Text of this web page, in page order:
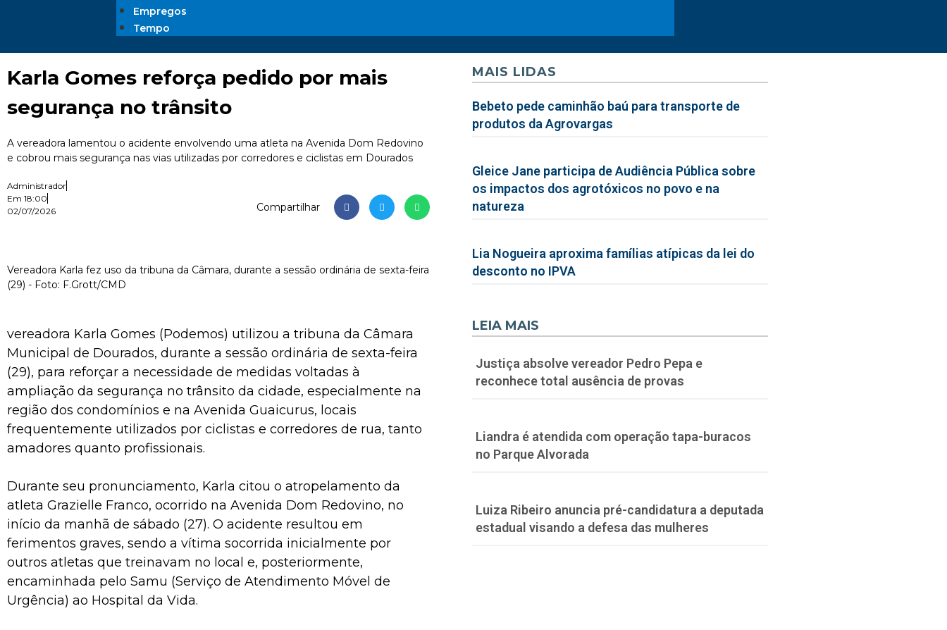
Empregos
Tempo
Karla Gomes reforça pedido por mais
segurança no trânsito
A vereadora lamentou o acidente envolvendo uma atleta na Avenida Dom Redovino
e cobrou mais segurança nas vias utilizadas por corredores e ciclistas em Dourados
Administrador
Em 18:00
02/07/2026
Compartilhar
Vereadora Karla fez uso da tribuna da Câmara, durante a sessão ordinária de sexta-feira
(29) - Foto: F.Grott/CMD
vereadora Karla Gomes (Podemos) utilizou a tribuna da Câmara
Municipal de Dourados, durante a sessão ordinária de sexta-feira
(29), para reforçar a necessidade de medidas voltadas à
ampliação da segurança no trânsito da cidade, especialmente na
região dos condomínios e na Avenida Guaicurus, locais
frequentemente utilizados por ciclistas e corredores de rua, tanto
amadores quanto profissionais.
Durante seu pronunciamento, Karla citou o atropelamento da
atleta Grazielle Franco, ocorrido na Avenida Dom Redovino, no
início da manhã de sábado (27). O acidente resultou em
ferimentos graves, sendo a vítima socorrida inicialmente por
outros atletas que treinavam no local e, posteriormente,
encaminhada pelo Samu (Serviço de Atendimento Móvel de
Urgência) ao Hospital da Vida.
MAIS LIDAS
Bebeto pede caminhão baú para transporte de
produtos da Agrovargas
Gleice Jane participa de Audiência Pública sobre
os impactos dos agrotóxicos no povo e na
natureza
Lia Nogueira aproxima famílias atípicas da lei do
desconto no IPVA
LEIA MAIS
Justiça absolve vereador Pedro Pepa e
reconhece total ausência de provas
Liandra é atendida com operação tapa-buracos
no Parque Alvorada
Luiza Ribeiro anuncia pré-candidatura a deputada
estadual visando a defesa das mulheres